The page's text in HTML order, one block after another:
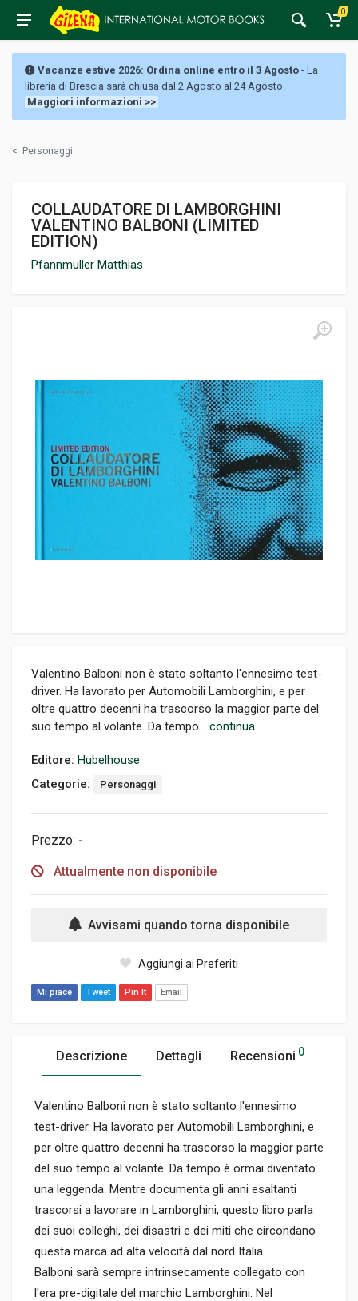
0
Vacanze estive 2026: Ordina online entro il 3 Agosto - La
libreria di Brescia sarà chiusa dal 2 Agosto al 24 Agosto.
Maggiori informazioni >>
< Personaggi
COLLAUDATORE DI LAMBORGHINI
VALENTINO BALBONI (LIMITED
EDITION)
Pfannmuller Matthias
Valentino Balboni non è stato soltanto l'ennesimo test-
driver. Ha lavorato per Automobili Lamborghini, e per
oltre quattro decenni ha trascorso la maggior parte del
suo tempo al volante. Da tempo... continua
Editore: Hubelhouse
Categorie:
Personaggi
Prezzo: -
Attualmente non disponibile
Avvisami quando torna disponibile
Aggiungi ai Preferiti
Mi piace Tweet Pin It Email
Descrizione Dettagli Recensioni 0
Valentino Balboni non è stato soltanto l'ennesimo
test-driver. Ha lavorato per Automobili Lamborghini, e
per oltre quattro decenni ha trascorso la maggior parte
del suo tempo al volante. Da tempo è ormai diventato
una leggenda. Mentre documenta gli anni esaltanti
trascorsi a lavorare in Lamborghini, questo libro parla
dei suoi colleghi, dei disastri e dei miti che circondano
questa marca ad alta velocità dal nord Italia.
Balboni sarà sempre intrinsecamente collegato con
l'era pre-digitale del marchio Lamborghini. Nel